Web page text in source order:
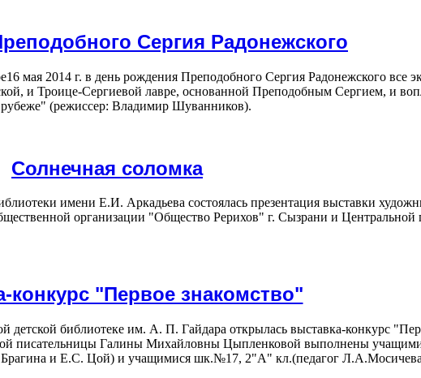
Сергия Радонежского
16 мая 2014 г. в день рождения Преподобного Сергия Радонежского все
и Троице-Сергиевой лавре, основанной Преподобным Сергием, и
(режиссер: Владимир Шуванников).
Солнечная соломка
имени Е.И. Аркадьева состоялась презентация выставки
организации "Общество Рерихов" г. Сызрани и Центральной
конкурс "Первое знакомство"
детской библиотеке им. А. П. Гайдара открылась выставка-конкурс
писательницы Галины Михайловны Цыпленковой выполнены
и Е.С. Цой) и учащимися шк.№17, 2"А" кл.(педагог